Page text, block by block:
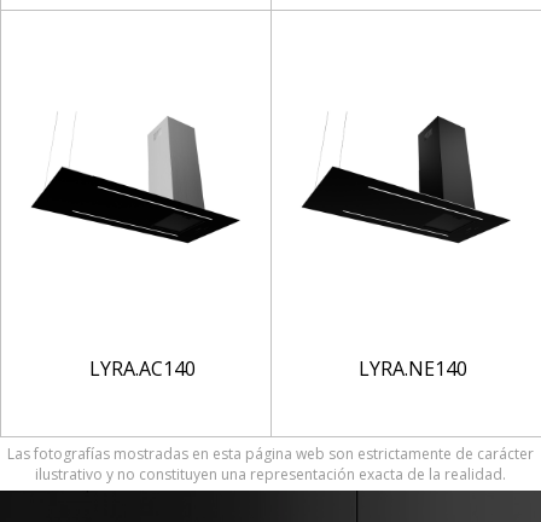
LYRA.AC140 LYRA.NE140
Las fotografías mostradas en esta página web son estrictamente de carácter
ilustrativo y no constituyen una representación exacta de la realidad.